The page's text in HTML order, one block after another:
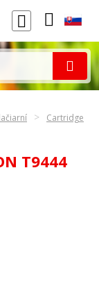
Cartridge
T9444